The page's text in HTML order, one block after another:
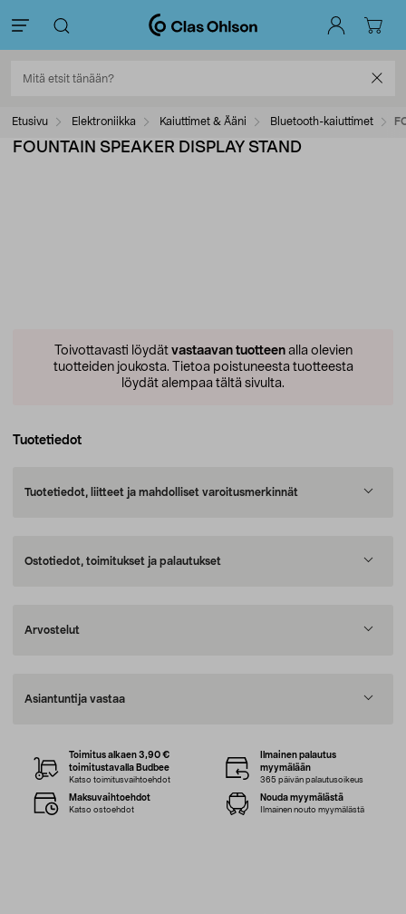
Etusivu Elektroniikka Kaiuttimet & Ääni Bluetooth-kaiuttimet
FOUNTAIN SPEAKER DISPLAY STAND
Toivottavasti löydät vastaavan tuotteenalla olevien
tuotteiden joukosta. Tietoa poistuneesta tuotteesta
löydät alempaa tältä sivulta.
Tuotetiedot
Tuotetiedot, liitteet ja mahdolliset varoitusmerkinnät
Ostotiedot, toimitukset ja palautukset
Arvostelut
Asiantuntija vastaa
Toimitus alkaen 3,90 €
toimitustavalla Budbee
Katso toimitusvaihtoehdot
Ilmainen palautus
myymälään
365 päivän palautusoikeus
Maksuvaihtoehdot
Katso ostoehdot
Nouda myymälästä
Ilmainen nouto myymälästä